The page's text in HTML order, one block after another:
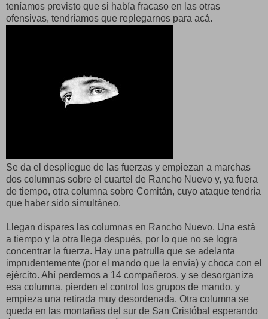
teníamos previsto que si había fracaso en las otras
ofensivas, tendríamos que replegarnos para acá.
Se da el despliegue de las fuerzas y empiezan a marchas
dos columnas sobre el cuartel de Rancho Nuevo y, ya fuera
de tiempo, otra columna sobre Comitán, cuyo ataque tendría
que haber sido simultáneo.
Llegan dispares las columnas en Rancho Nuevo. Una está
a tiempo y la otra llega después, por lo que no se logra
concentrar la fuerza. Hay una patrulla que se adelanta
imprudentemente (por el mando que la envía) y choca con el
ejército. Ahí perdemos a 14 compañeros, y se desorganiza
esa columna, pierden el control los grupos de mando, y
empieza una retirada muy desordenada. Otra columna se
queda en las montañas del sur de San Cristóbal esperando